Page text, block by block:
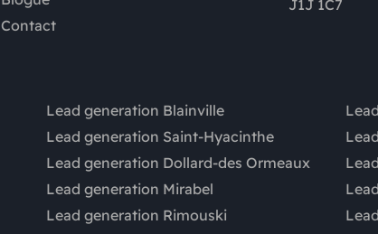
Contact
J1J 1C7
Lead generation Blainville
Lead generation Saint-Hyacinthe
Lead generation Dollard-des Ormeaux
Lead generation Mirabel
Lead generation Rimouski